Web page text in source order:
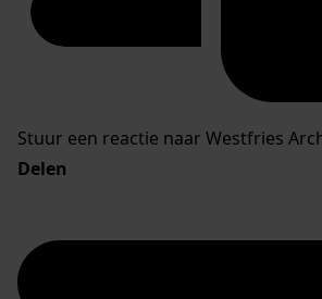
Stuur een reactie naar Westfries
Delen